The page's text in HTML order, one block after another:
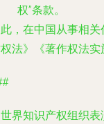
权”条款。
，在中国从事相
法》《著作权法实
界知识产权组织